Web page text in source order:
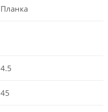
Планка
4.5
45